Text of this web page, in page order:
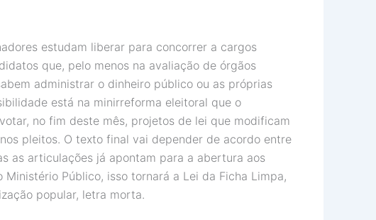
estudam liberar para concorrer a cargos
que, pelo menos na avaliação de órgãos
administrar o dinheiro público ou as próprias
está na minirreforma eleitoral que o
no fim deste mês, projetos de lei que modificam
pleitos. O texto final vai depender de acordo entre
as articulações já apontam para a abertura aos
Público, isso tornará a Lei da Ficha Limpa,
popular, letra morta.